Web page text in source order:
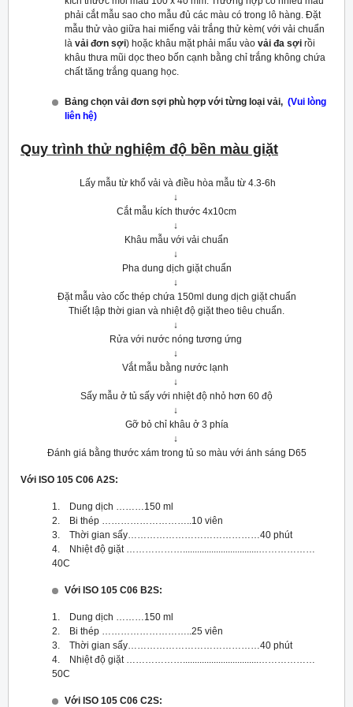
phải cắt mẫu sao cho mẫu đủ các màu có trong lô hàng. Đặt
mẫu thử vào giữa hai miếng vải trắng thử kèm( với vải chuẩn
là vải đơn sợi) hoặc khâu mặt phải mẩu vào vải đa sợi rồi
khâu thưa mũi dọc theo bốn cạnh bằng chỉ trắng không chứa
chất tăng trắng quang học.
Bảng chọn vải đơn sợi phù hợp với từng loại vải, (Vui lòng
liên hệ)
Quy trình thử nghiệm độ bền màu giặt
Lấy mẫu từ khổ vải và điều hòa mẫu từ 4.3-6h
↓
Cắt mẫu kích thước 4x10cm
↓
Khâu mẫu với vải chuẩn
↓
Pha dung dịch giặt chuẩn
↓
Đặt mẫu vào cốc thép chứa 150ml dung dịch giặt chuẩn
Thiết lập thời gian và nhiệt độ giặt theo tiêu chuẩn.
↓
Rửa với nước nóng tương ứng
↓
Vắt mẫu bằng nước lạnh
↓
Sấy mẫu ở tủ sấy với nhiệt độ nhỏ hơn 60 độ
↓
Gỡ bỏ chỉ khâu ở 3 phía
↓
Đánh giá bằng thước xám trong tủ so màu với ánh sáng D65
Với ISO 105 C06 A2S:
1. Dung dịch ………150 ml
2. Bi thép ………………………..10 viên
3. Thời gian sấy……………………………………40 phút
4. Nhiệt độ giặt ………………................................………………
40C
Với ISO 105 C06 B2S:
1. Dung dịch ………150 ml
2. Bi thép ………………………..25 viên
3. Thời gian sấy……………………………………40 phút
4. Nhiệt độ giặt ………………................................………………
50C
Với ISO 105 C06 C2S: